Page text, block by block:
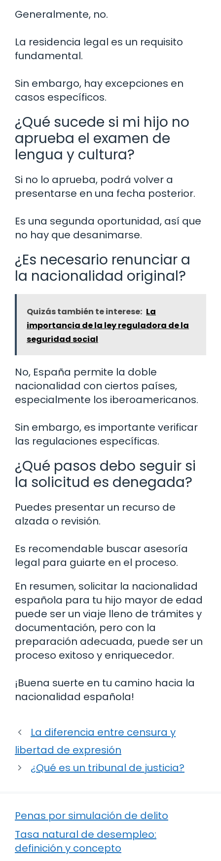
Generalmente, no.
La residencia legal es un requisito
fundamental.
Sin embargo, hay excepciones en
casos específicos.
¿Qué sucede si mi hijo no
aprueba el examen de
lengua y cultura?
Si no lo aprueba, podrá volver a
presentarse en una fecha posterior.
Es una segunda oportunidad, así que
no hay que desanimarse.
¿Es necesario renunciar a
la nacionalidad original?
Quizás también te interese: La
importancia de la ley reguladora de la
seguridad social
No, España permite la doble
nacionalidad con ciertos países,
especialmente los iberoamericanos.
Sin embargo, es importante verificar
las regulaciones específicas.
¿Qué pasos debo seguir si
la solicitud es denegada?
Puedes presentar un recurso de
alzada o revisión.
Es recomendable buscar asesoría
legal para guiarte en el proceso.
En resumen, solicitar la nacionalidad
española para tu hijo mayor de edad
puede ser un viaje lleno de trámites y
documentación, pero con la
preparación adecuada, puede ser un
proceso exitoso y enriquecedor.
¡Buena suerte en tu camino hacia la
nacionalidad española!
La diferencia entre censura y
libertad de expresión
¿Qué es un tribunal de justicia?
Penas por simulación de delito
Tasa natural de desempleo:
definición y concepto